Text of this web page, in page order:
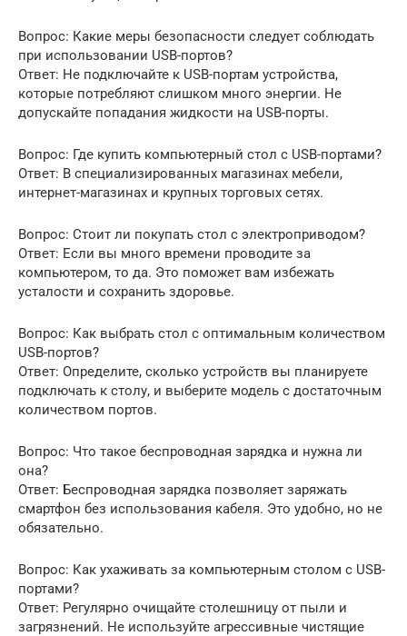
Вопрос: Какие меры безопасности следует соблюдать
при использовании USB-портов?
Ответ: Не подключайте к USB-портам устройства,
которые потребляют слишком много энергии. Не
допускайте попадания жидкости на USB-порты.
Вопрос: Где купить компьютерный стол с USB-портами?
Ответ: В специализированных магазинах мебели,
интернет-магазинах и крупных торговых сетях.
Вопрос: Стоит ли покупать стол с электроприводом?
Ответ: Если вы много времени проводите за
компьютером, то да. Это поможет вам избежать
усталости и сохранить здоровье.
Вопрос: Как выбрать стол с оптимальным количеством
USB-портов?
Ответ: Определите, сколько устройств вы планируете
подключать к столу, и выберите модель с достаточным
количеством портов.
Вопрос: Что такое беспроводная зарядка и нужна ли
она?
Ответ: Беспроводная зарядка позволяет заряжать
смартфон без использования кабеля. Это удобно, но не
обязательно.
Вопрос: Как ухаживать за компьютерным столом с USB-
портами?
Ответ: Регулярно очищайте столешницу от пыли и
загрязнений. Не используйте агрессивные чистящие